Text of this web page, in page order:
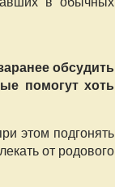
обсудить
помогут хоть
этом подгонять
от родового